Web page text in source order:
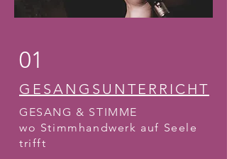
01
GESANGSUNTERRICHT
GESANG & STIMME
wo Stimmhandwerk auf Seele
trifft